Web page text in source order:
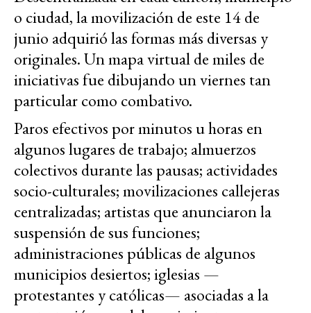
o ciudad, la movilización de este 14 de
junio adquirió las formas más diversas y
originales. Un mapa virtual de miles de
iniciativas fue dibujando un viernes tan
particular como combativo.
Paros efectivos por minutos u horas en
algunos lugares de trabajo; almuerzos
colectivos durante las pausas; actividades
socio-culturales; movilizaciones callejeras
centralizadas; artistas que anunciaron la
suspensión de sus funciones;
administraciones públicas de algunos
municipios desiertos; iglesias —
protestantes y católicas— asociadas a la